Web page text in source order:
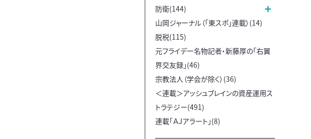
防衛(144)
山岡ジャーナル（「東スポ」連載）(14)
脱税(115)
元フライデー名物記者・新藤厚の「右翼
界交友録」(46)
宗教法人（学会が除く）(36)
＜連載＞アッシュブレインの資産運用ス
トラテジー(491)
連載「ＡＪアラート」(8)